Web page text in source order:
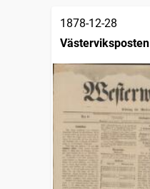
1878-12-28
Västerviksposten